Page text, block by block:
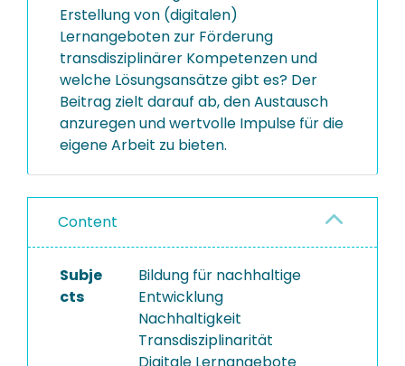
Erstellung von (digitalen)
Lernangeboten zur Förderung
transdisziplinärer Kompetenzen und
welche Lösungsansätze gibt es? Der
Beitrag zielt darauf ab, den Austausch
anzuregen und wertvolle Impulse für die
eigene Arbeit zu bieten.
Content
Subje
cts
Bildung für nachhaltige
Entwicklung
Nachhaltigkeit
Transdisziplinarität